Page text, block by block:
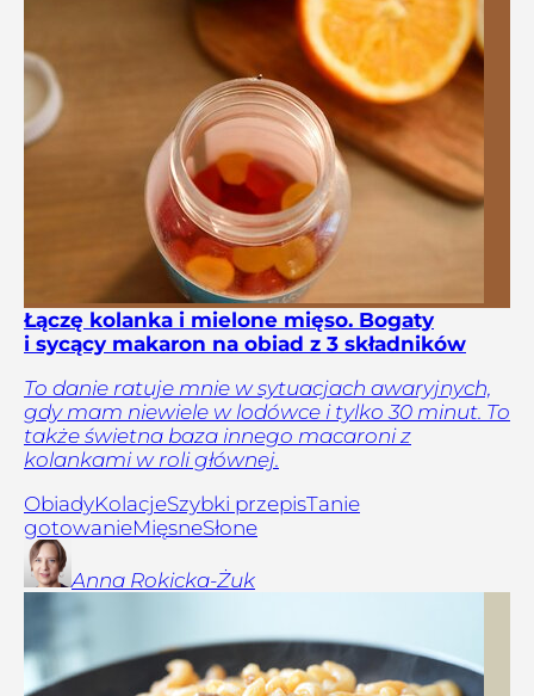
Łączę kolanka i mielone mięso. Bogaty
i sycący makaron na obiad z 3 składników
To danie ratuje mnie w sytuacjach awaryjnych,
gdy mam niewiele w lodówce i tylko 30 minut. To
także świetna baza innego macaroni z
kolankami w roli głównej.
ObiadyKolacjeSzybki przepisTanie
gotowanieMięsneSłone
Anna Rokicka-Żuk